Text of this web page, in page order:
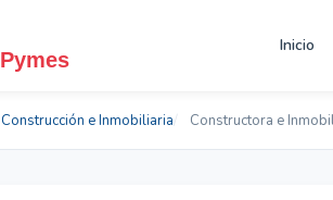
Inicio
Construcción e Inmobiliaria Constructora e